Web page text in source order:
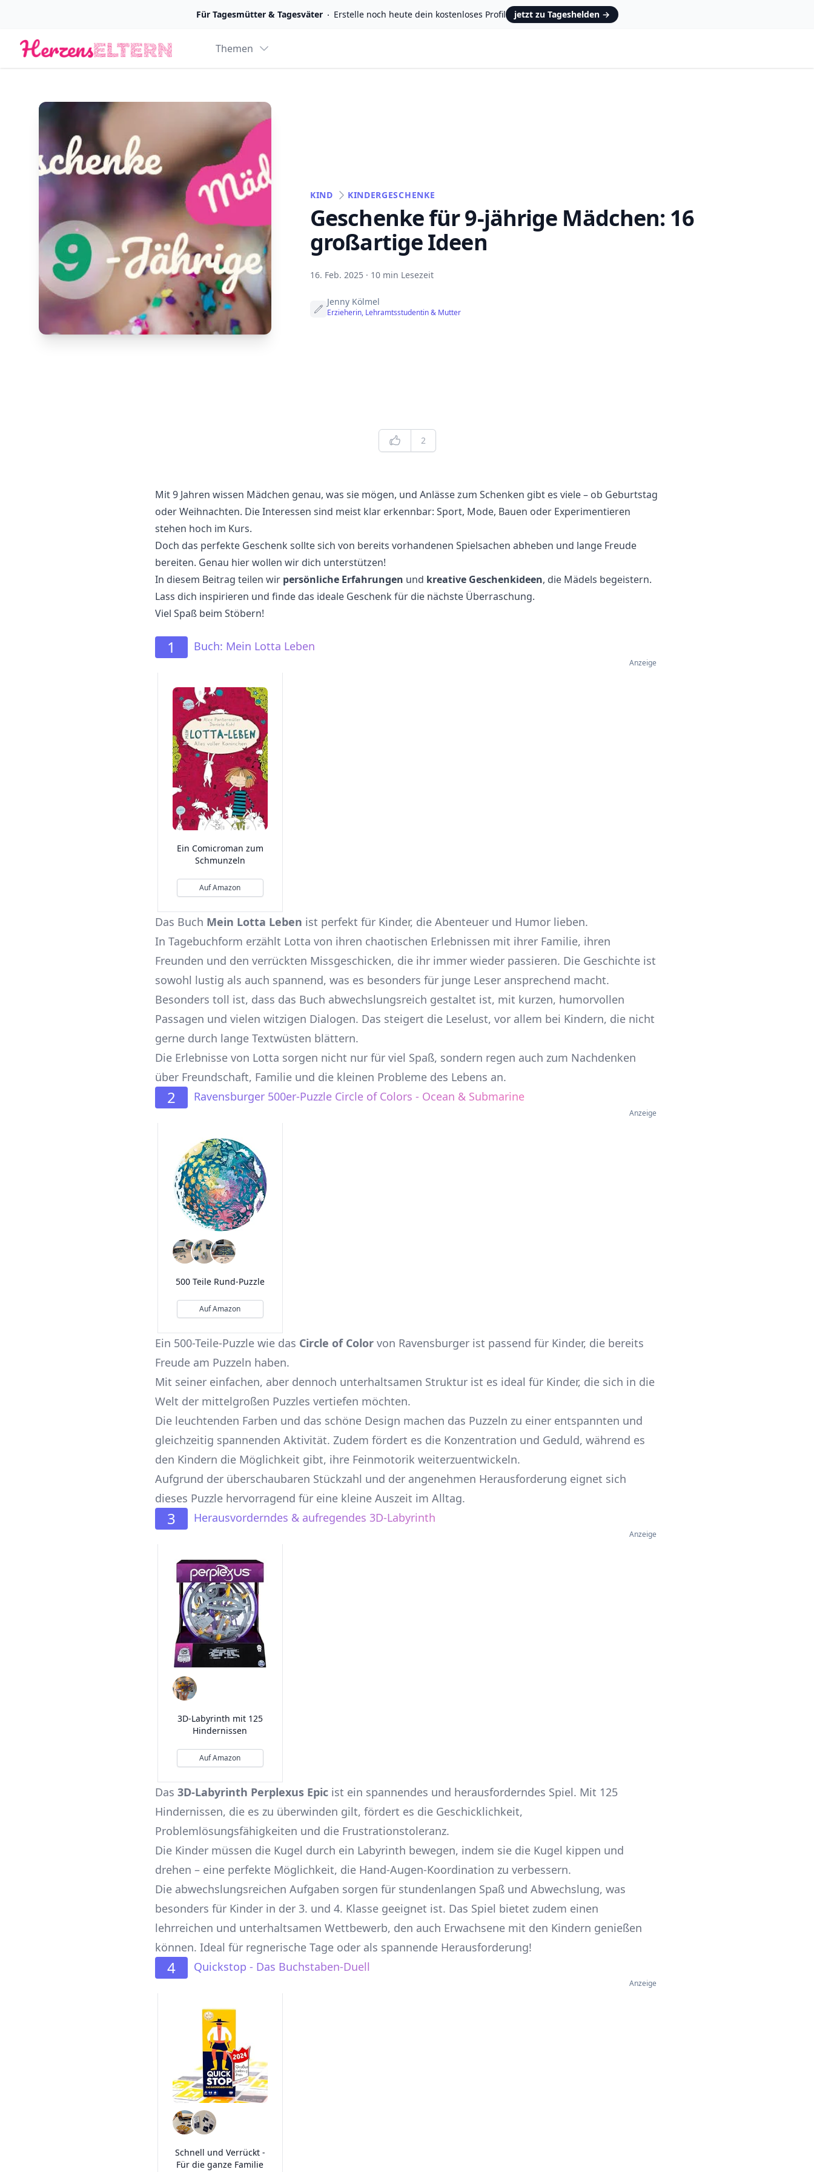
Für Tagesmütter & Tagesväter Erstelle noch heute dein kostenloses Profil jetzt zu Tageshelden →
Logo Themen
KIND KINDERGESCHENKE
Geschenke für 9-jährige Mädchen: 16
großartige Ideen
16. Feb. 2025 · 10 min Lesezeit
Jenny Kölmel
Erzieherin, Lehramtsstudentin & Mutter
Edit Likes
2
Mit 9 Jahren wissen Mädchen genau, was sie mögen, und Anlässe zum Schenken gibt es viele – ob Geburtstag
oder Weihnachten. Die Interessen sind meist klar erkennbar: Sport, Mode, Bauen oder Experimentieren
stehen hoch im Kurs.
Doch das perfekte Geschenk sollte sich von bereits vorhandenen Spielsachen abheben und lange Freude
bereiten. Genau hier wollen wir dich unterstützen!
In diesem Beitrag teilen wir persönliche Erfahrungen und kreative Geschenkideen, die Mädels begeistern.
Lass dich inspirieren und finde das ideale Geschenk für die nächste Überraschung.
Viel Spaß beim Stöbern!
1 Buch: Mein Lotta Leben
Anzeige
Ein Comicroman zum
Schmunzeln
Auf Amazon
Das Buch Mein Lotta Leben ist perfekt für Kinder, die Abenteuer und Humor lieben.
In Tagebuchform erzählt Lotta von ihren chaotischen Erlebnissen mit ihrer Familie, ihren
Freunden und den verrückten Missgeschicken, die ihr immer wieder passieren. Die Geschichte ist
sowohl lustig als auch spannend, was es besonders für junge Leser ansprechend macht.
Besonders toll ist, dass das Buch abwechslungsreich gestaltet ist, mit kurzen, humorvollen
Passagen und vielen witzigen Dialogen. Das steigert die Leselust, vor allem bei Kindern, die nicht
gerne durch lange Textwüsten blättern.
Die Erlebnisse von Lotta sorgen nicht nur für viel Spaß, sondern regen auch zum Nachdenken
über Freundschaft, Familie und die kleinen Probleme des Lebens an.
2 Ravensburger 500er-Puzzle Circle of Colors - Ocean & Submarine
Anzeige
500 Teile Rund-Puzzle
Auf Amazon
Ein 500-Teile-Puzzle wie das Circle of Color von Ravensburger ist passend für Kinder, die bereits
Freude am Puzzeln haben.
Mit seiner einfachen, aber dennoch unterhaltsamen Struktur ist es ideal für Kinder, die sich in die
Welt der mittelgroßen Puzzles vertiefen möchten.
Die leuchtenden Farben und das schöne Design machen das Puzzeln zu einer entspannten und
gleichzeitig spannenden Aktivität. Zudem fördert es die Konzentration und Geduld, während es
den Kindern die Möglichkeit gibt, ihre Feinmotorik weiterzuentwickeln.
Aufgrund der überschaubaren Stückzahl und der angenehmen Herausforderung eignet sich
dieses Puzzle hervorragend für eine kleine Auszeit im Alltag.
3 Herausvorderndes & aufregendes 3D-Labyrinth
Anzeige
3D-Labyrinth mit 125
Hindernissen
Auf Amazon
Das 3D-Labyrinth Perplexus Epic ist ein spannendes und herausforderndes Spiel. Mit 125
Hindernissen, die es zu überwinden gilt, fördert es die Geschicklichkeit,
Problemlösungsfähigkeiten und die Frustrationstoleranz.
Die Kinder müssen die Kugel durch ein Labyrinth bewegen, indem sie die Kugel kippen und
drehen – eine perfekte Möglichkeit, die Hand-Augen-Koordination zu verbessern.
Die abwechslungsreichen Aufgaben sorgen für stundenlangen Spaß und Abwechslung, was
besonders für Kinder in der 3. und 4. Klasse geeignet ist. Das Spiel bietet zudem einen
lehrreichen und unterhaltsamen Wettbewerb, den auch Erwachsene mit den Kindern genießen
können. Ideal für regnerische Tage oder als spannende Herausforderung!
4 Quickstop - Das Buchstaben-Duell
Anzeige
Schnell und Verrückt -
Für die ganze Familie